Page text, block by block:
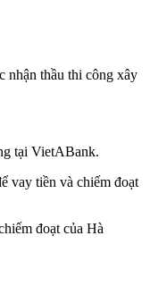
nhận thầu thi công xây
tại VietABank.
vay tiền và chiếm đoạt
đoạt của Hà